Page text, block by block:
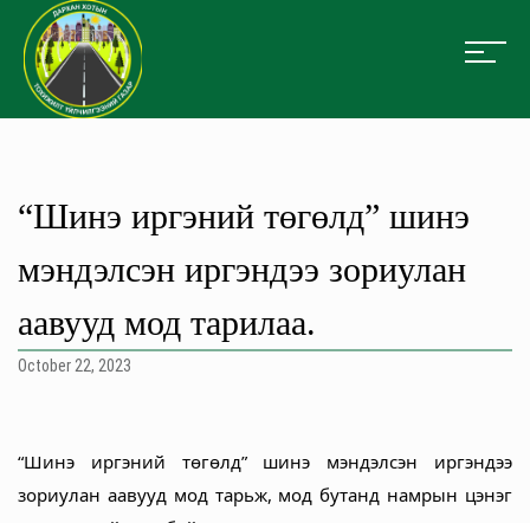
“Шинэ иргэний төгөлд” шинэ
мэндэлсэн иргэндээ зориулан
аавууд мод тарилаа.
October 22, 2023
“Шинэ иргэний төгөлд” шинэ мэндэлсэн иргэндээ
зориулан аавууд мод тарьж, мод бутанд намрын цэнэг